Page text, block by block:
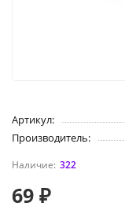
Артикул:
Производитель:
322
69 ₽